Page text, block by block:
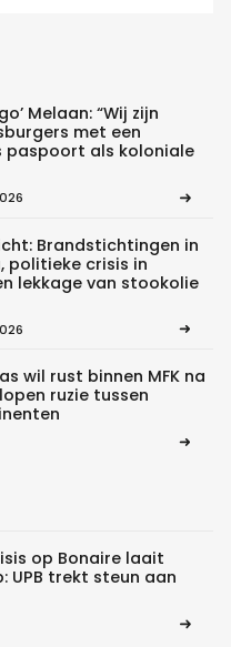
Melaan: “Wij zijn
met een
paspoort als koloniale
Brandstichtingen in
politieke crisis in
lekkage van stookolie
wil rust binnen MFK na
ruzie tussen
op Bonaire laait
UPB trekt steun aan